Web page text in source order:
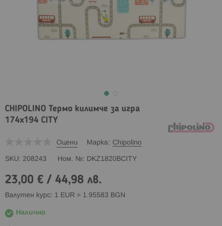
CHIPOLINO Термо килимче за игра
174х194 CITY
Оцени Марка Chipolino
SKU 208243 Ном. № DKZ1820BCITY
23,00 € / 44,98 лв.
Валутен курс: 1 EUR = 1.95583 BGN
Налично